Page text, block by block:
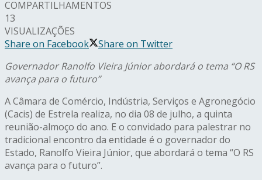
COMPARTILHAMENTOS
13
VISUALIZAÇÕES
Share on Facebook
Share on Twitter
Governador Ranolfo Vieira Júnior abordará o tema “O RS
avança para o futuro”
A Câmara de Comércio, Indústria, Serviços e Agronegócio
(Cacis) de Estrela realiza, no dia 08 de julho, a quinta
reunião-almoço do ano. E o convidado para palestrar no
tradicional encontro da entidade é o governador do
Estado, Ranolfo Vieira Júnior, que abordará o tema “O RS
avança para o futuro”.